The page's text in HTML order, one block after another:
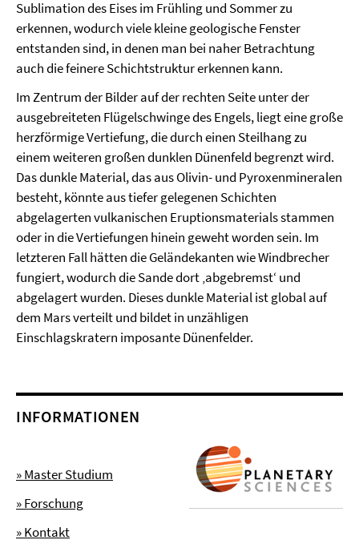
Sublimation des Eises im Frühling und Sommer zu
erkennen, wodurch viele kleine geologische Fenster
entstanden sind, in denen man bei naher Betrachtung
auch die feinere Schichtstruktur erkennen kann.
Im Zentrum der Bilder auf der rechten Seite unter der
ausgebreiteten Flügelschwinge des Engels, liegt eine große
herzförmige Vertiefung, die durch einen Steilhang zu
einem weiteren großen dunklen Dünenfeld begrenzt wird.
Das dunkle Material, das aus Olivin- und Pyroxenmineralen
besteht, könnte aus tiefer gelegenen Schichten
abgelagerten vulkanischen Eruptionsmaterials stammen
oder in die Vertiefungen hinein geweht worden sein. Im
letzteren Fall hätten die Geländekanten wie Windbrecher
fungiert, wodurch die Sande dort ‚abgebremst‘ und
abgelagert wurden. Dieses dunkle Material ist global auf
dem Mars verteilt und bildet in unzähligen
Einschlagskratern imposante Dünenfelder.
INFORMATIONEN
» Master Studium
» Forschung
» Kontakt